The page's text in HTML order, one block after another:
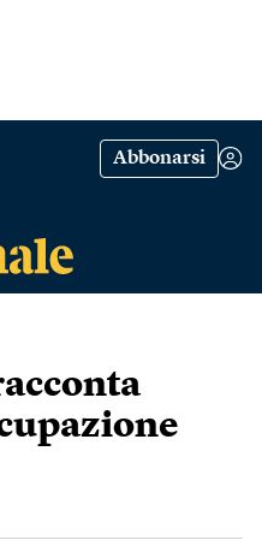
Abbonarsi